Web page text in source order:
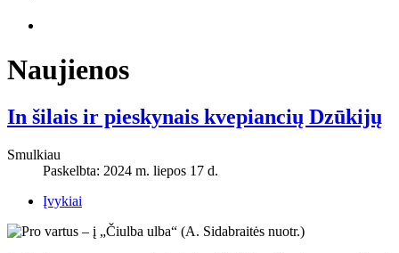
Naujienos
In šilais ir pieskynais kvepiancių Dzūkijų
Smulkiau
Paskelbta: 2024 m. liepos 17 d.
Įvykiai